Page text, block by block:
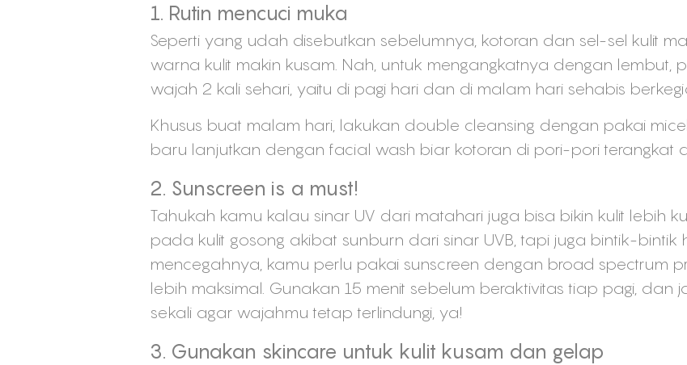
1. Rutin mencuci muka
Seperti yang udah disebutkan sebelumnya, kotoran dan sel-sel kulit
warna kulit makin kusam. Nah, untuk mengangkatnya dengan lembut,
wajah 2 kali sehari, yaitu di pagi hari dan di malam hari sehabis
Khusus buat malam hari, lakukan double cleansing dengan pakai
baru lanjutkan dengan facial wash biar kotoran di pori-pori terangkat
2. Sunscreen is a must!
Tahukah kamu kalau sinar UV dari matahari juga bisa bikin kulit lebih
pada kulit gosong akibat sunburn dari sinar UVB, tapi juga bintik-bintik
mencegahnya, kamu perlu pakai sunscreen dengan broad spectrum
lebih maksimal. Gunakan 15 menit sebelum beraktivitas tiap pagi,
sekali agar wajahmu tetap terlindungi, ya!
3. Gunakan skincare untuk kulit kusam dan gelap